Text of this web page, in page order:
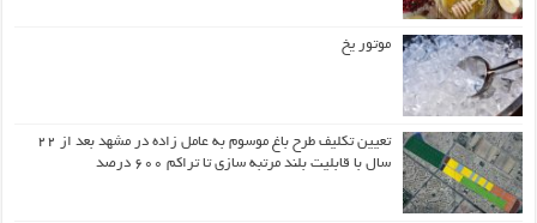
موتور یخ
تعیین تکلیف طرح باغ موسوم به عامل زاده در مشهد بعد از ۲۲
سال با قابلیت بلند مرتبه سازی تا تراکم ۶۰۰ درصد